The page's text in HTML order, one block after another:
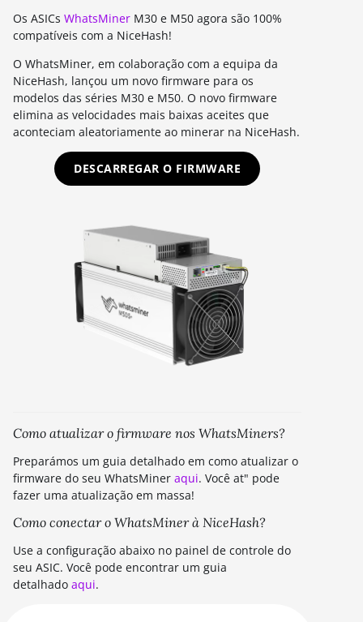
Os ASICs WhatsMiner M30 e M50 agora são 100%
compatíveis com a NiceHash!
O WhatsMiner, em colaboração com a equipa da
NiceHash, lançou um novo firmware para os
modelos das séries M30 e M50. O novo firmware
elimina as velocidades mais baixas aceites que
aconteciam aleatoriamente ao minerar na NiceHash.
DESCARREGAR O FIRMWARE
Como atualizar o firmware nos WhatsMiners?
Preparámos um guia detalhado em como atualizar o
firmware do seu WhatsMiner aqui. Você at" pode
fazer uma atualização em massa!
Como conectar o WhatsMiner à NiceHash?
Use a configuração abaixo no painel de controle do
seu ASIC. Você pode encontrar um guia
detalhado aqui.